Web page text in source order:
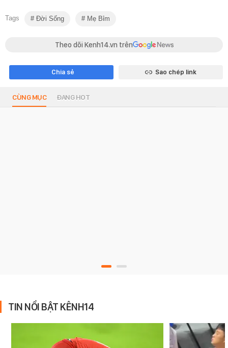
Tags Đời Sống Mẹ Bỉm
Theo dõi Kenh14.vn trên
Chia sẻ Sao chép link
CÙNG MỤC ĐANG HOT
TIN NỔI BẬT KÊNH14